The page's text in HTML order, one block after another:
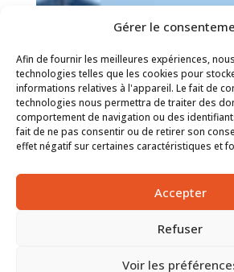
Gérer le
Afin de fournir les meilleures expériences,
technologies telles que les cookies pour
informations relatives à l'appareil. Le fait de
technologies nous permettra de traiter des
comportement de navigation ou des
fait de ne pas consentir ou de retirer son
effet négatif sur certaines caractéristiques et
Accepter
Refuser
Voir les